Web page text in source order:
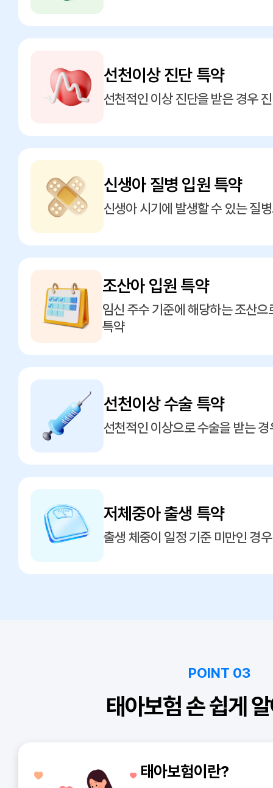
선천이상 진단 특약
선천적인 이상 진단을 받은 경우
신생아 질병 입원 특약
신생아 시기에 발생할 수 있는 질
조산아 입원 특약
임신 주수 기준에 해당하는 조산
특약
선천이상 수술 특약
선천적인 이상으로 수술을 받는
저체중아 출생 특약
출생 체중이 일정 기준 미만인 경
POINT 03
태아보험 손 쉽게
태아보험이란?